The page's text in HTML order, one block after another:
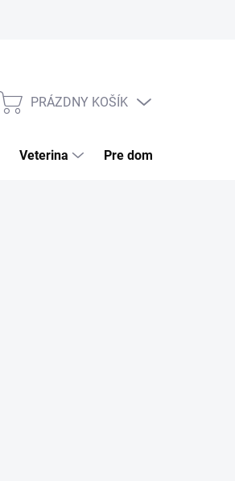
NÁKUPNÝ
PRÁZDNY KOŠÍK
Veterina Pre domácnosť